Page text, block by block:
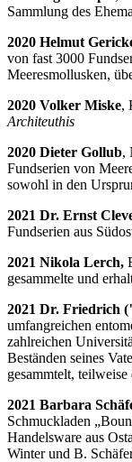
Sammlung des
2020 Helmut
von fast 3000
Meeresmollusken,
2020 Volker Miske,
Architeuthis
2020 Dieter Gollub,
Fundserien von
sowohl in den
2021 Dr. Ernst
Fundserien aus
2021 Nikola Lerch,
gesammelte und
2021 Dr. Friedrich
umfangreichen
zahlreichen
Beständen seines
gesammtelt,
2021 Barbara
Schmuckladen
Handelsware aus
Winter und B.